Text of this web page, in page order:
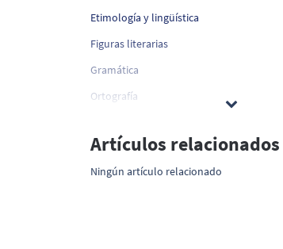
Etimología y lingüística
Figuras literarias
Gramática
Ortografía
Artículos relacionados
Ningún artículo relacionado